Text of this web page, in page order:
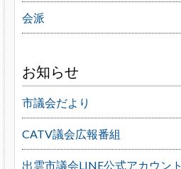
会派
お知らせ
市議会だより
CATV議会広報番組
出雲市議会LINE公式アカウント